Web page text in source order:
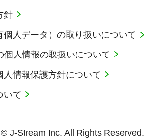
針
個人データ）の取り扱いについて
個人情報の取扱いについて
人情報保護方針について
いて
© J-Stream Inc. All Rights Reserved.